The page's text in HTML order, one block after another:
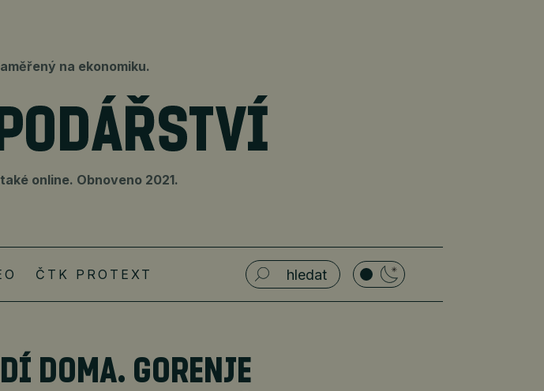
na ekonomiku.
online. Obnoveno 2021.
ČTK PROTEXT
DOMA. GORENJE